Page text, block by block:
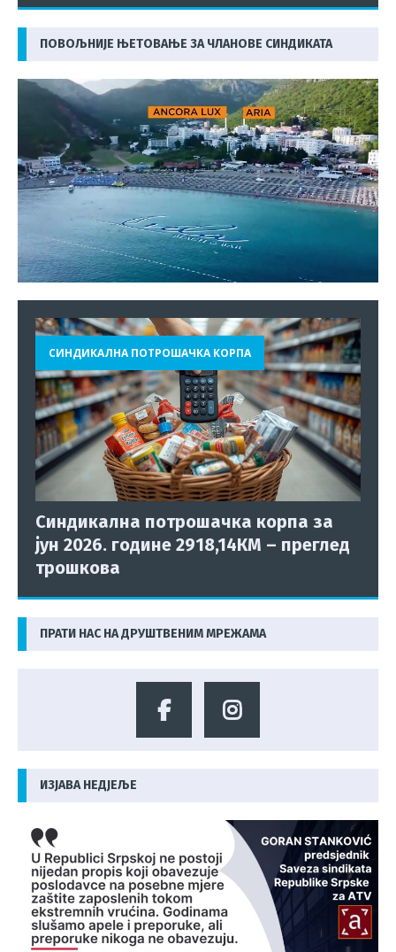
ПОВОЉНИЈЕ ЊЕТОВАЊЕ ЗА ЧЛАНОВЕ СИНДИКАТА
СИНДИКАЛНА ПОТРОШАЧКА КОРПА
Синдикална потрошачка корпа за
јун 2026. године 2918,14КМ – преглед
трошкова
ПРАТИ НАС НА ДРУШТВЕНИМ МРЕЖАМА
ИЗЈАВА НЕДЈЕЉЕ